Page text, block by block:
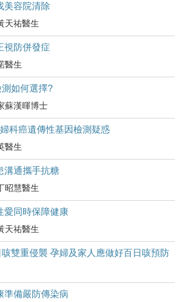
美容院清除
天祐醫生
視防併發症
醫生
如何選擇?
蘇漢暉博士
科癌遺傳性基因檢測疑惑
醫生
溝通攜手抗糖
昭慧醫生
愛同時保障健康
天祐醫生
雙重侵襲 孕婦及家人應做好百日咳預防
準備嚴防傳染病